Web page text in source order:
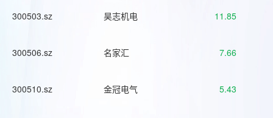
300503.sz 昊志机电 11.85
300506.sz 名家汇 7.66
300510.sz 金冠电气 5.43